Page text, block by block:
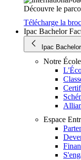
Découvre le
Télécharge la
Ipac Bachelor
Ipac
Notre École
Espace